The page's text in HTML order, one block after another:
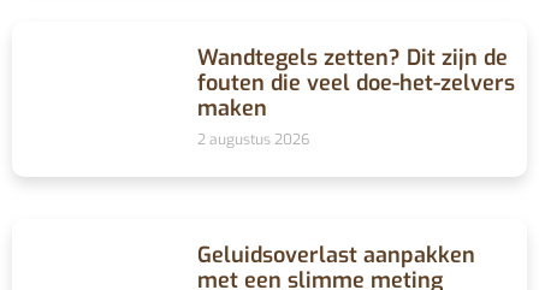
Wandtegels zetten? Dit zijn de
fouten die veel doe-het-zelvers
maken
2 augustus 2026
Geluidsoverlast aanpakken
met een slimme meting